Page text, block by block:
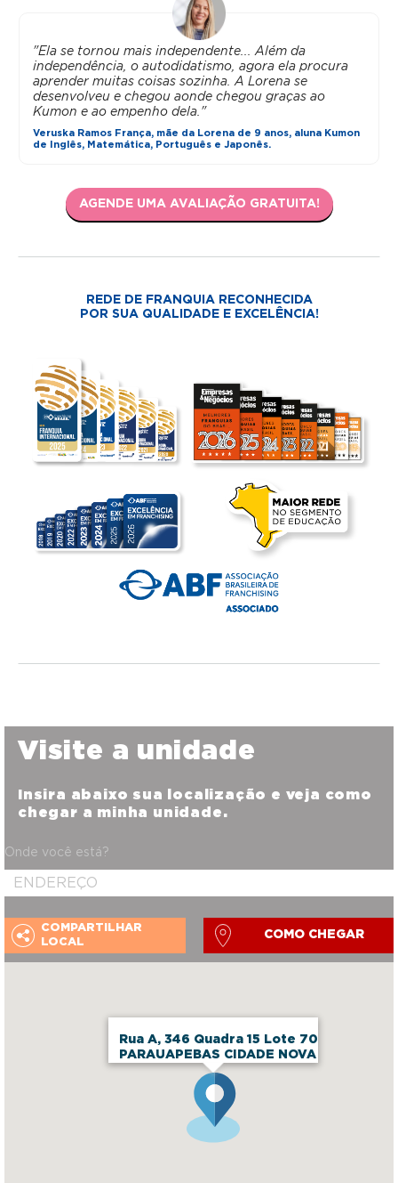
"Ela se tornou mais independente... Além da
independência, o autodidatismo, agora ela procura
aprender muitas coisas sozinha. A Lorena se
desenvolveu e chegou aonde chegou graças ao
Kumon e ao empenho dela."
Veruska Ramos França, mãe da Lorena de 9 anos, aluna Kumon
de Inglês, Matemática, Português e Japonês.
AGENDE UMA AVALIAÇÃO GRATUITA!
REDE DE FRANQUIA RECONHECIDA
POR SUA QUALIDADE E EXCELÊNCIA!
Rua A, 346 Quadra 15 Lote 70
PARAUAPEBAS CIDADE NOVA
Visite a unidade
Insira abaixo sua localização e veja como
chegar a minha unidade.
Onde você está?
COMPARTILHAR
LOCAL
COMO CHEGAR